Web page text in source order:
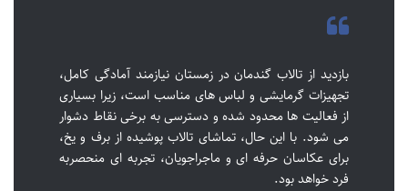
بازدید از تالاب گندمان در زمستان نیازمند آمادگی کامل،
تجهیزات گرمایشی و لباس های مناسب است، زیرا بسیاری
از فعالیت ها محدود شده و دسترسی به برخی نقاط دشوار
می شود. با این حال، تماشای تالاب پوشیده از برف و یخ،
برای عکاسان حرفه ای و ماجراجویان، تجربه ای منحصربه
فرد خواهد بود.